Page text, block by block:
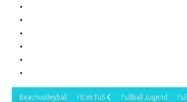
Beachvolleyball Fit im TuS Fußball Jugend